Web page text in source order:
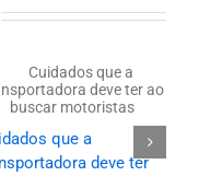
que a
deve ter